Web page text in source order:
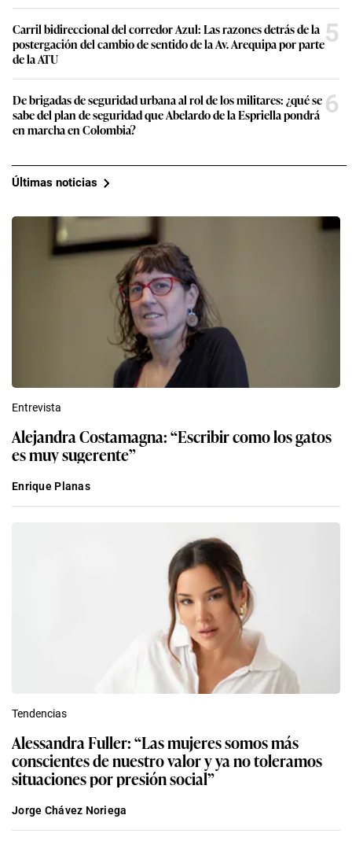
Carril bidireccional del corredor Azul: Las razones detrás de la
postergación del cambio de sentido de la Av. Arequipa por parte
de la ATU
5
De brigadas de seguridad urbana al rol de los militares: ¿qué se
sabe del plan de seguridad que Abelardo de la Espriella pondrá
en marcha en Colombia?
6
Últimas noticias
Entrevista
Alejandra Costamagna: “Escribir como los gatos
es muy sugerente”
Enrique Planas
Tendencias
Alessandra Fuller: “Las mujeres somos más
conscientes de nuestro valor y ya no toleramos
situaciones por presión social”
Jorge Chávez Noriega